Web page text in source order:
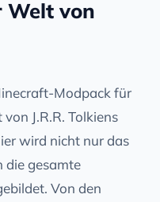
Welt von
Modpack für
J.R.R. Tolkiens
wird nicht nur das
die gesamte
Von den